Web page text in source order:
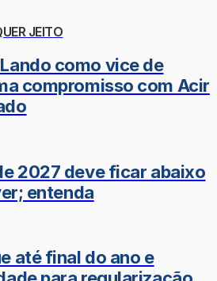
JEITO
como vice de
compromisso com Acir
2027 deve ficar abaixo
entenda
até final do ano e